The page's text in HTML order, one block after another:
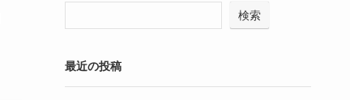
検索
最近の投稿